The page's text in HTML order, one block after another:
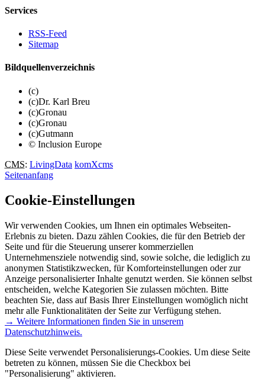
Services
RSS-Feed
Sitemap
Bildquellenverzeichnis
(c)
(c)Dr. Karl Breu
(c)Gronau
(c)Gronau
(c)Gutmann
© Inclusion Europe
CMS: LivingData komXcms
Seitenanfang
Cookie-Einstellungen
Wir verwenden Cookies, um Ihnen ein optimales Webseiten-
Erlebnis zu bieten. Dazu zählen Cookies, die für den Betrieb der
Seite und für die Steuerung unserer kommerziellen
Unternehmensziele notwendig sind, sowie solche, die lediglich zu
anonymen Statistikzwecken, für Komforteinstellungen oder zur
Anzeige personalisierter Inhalte genutzt werden. Sie können selbst
entscheiden, welche Kategorien Sie zulassen möchten. Bitte
beachten Sie, dass auf Basis Ihrer Einstellungen womöglich nicht
mehr alle Funktionalitäten der Seite zur Verfügung stehen.
→ Weitere Informationen finden Sie in unserem
Datenschutzhinweis.
Diese Seite verwendet Personalisierungs-Cookies. Um diese Seite
betreten zu können, müssen Sie die Checkbox bei
"Personalisierung" aktivieren.